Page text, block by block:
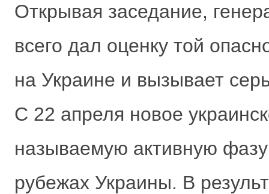
Открывая заседание,
всего дал оценку той
на Украине и вызывает
С 22 апреля новое
называемую активную
рубежах Украины. В